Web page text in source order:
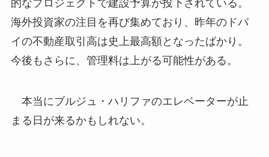
的なプロジェクトで建設予算が投下されている。
海外投資家の注目を再び集めており、昨年のドバ
イの不動産取引高は史上最高額となったばかり。
今後もさらに、管理料は上がる可能性がある。
本当にブルジュ・ハリファのエレベーターが止
まる日が来るかもしれない。